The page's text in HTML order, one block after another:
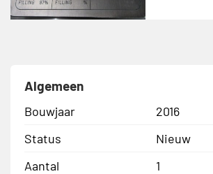
Algemeen
Bouwjaar
2016
Status
Nieuw
Aantal
1